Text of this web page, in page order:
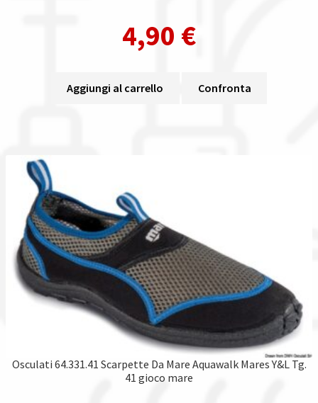
4,90 €
Aggiungi al carrello Confronta
Osculati 64.331.41 Scarpette Da Mare Aquawalk Mares Y&L Tg.
41 gioco mare